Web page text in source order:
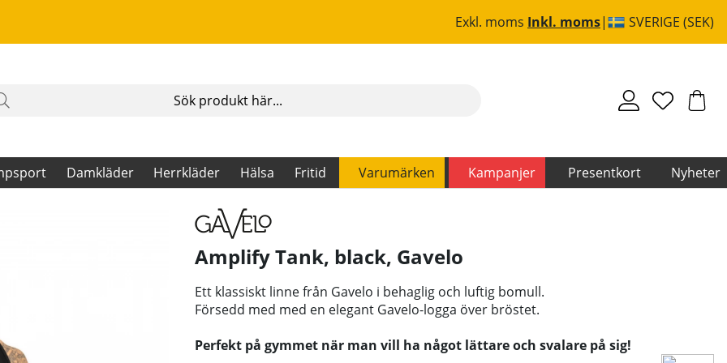
Exkl. moms Inkl. moms SVERIGE (SEK)
Damkläder Herrkläder Hälsa Fritid Varumärken Kampanjer Presentkort Nyheter
Amplify Tank, black, Gavelo
Ett klassiskt linne från Gavelo i behaglig och luftig bomull.
Försedd med med en elegant Gavelo-logga över bröstet.
Perfekt på gymmet när man vill ha något lättare och svalare på sig!